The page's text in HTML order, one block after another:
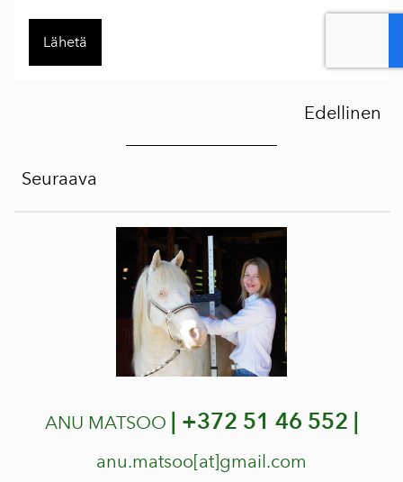
Edellinen
Seuraava
ANU MATSOO | +372 51 46 552 |
anu.matsoo[at]gmail.com